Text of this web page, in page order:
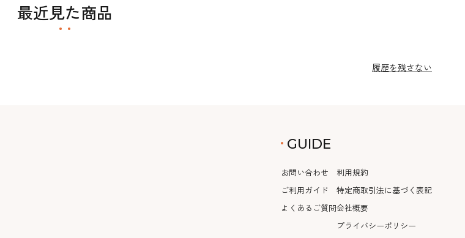
最近見た商品
履歴を残さない
GUIDE
お問い合わせ
ご利用ガイド
よくあるご質問
利用規約
特定商取引法に基づく表記
会社概要
プライバシーポリシー